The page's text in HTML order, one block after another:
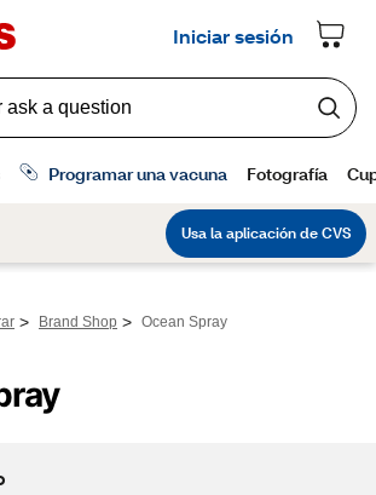
> Brand Shop > Ocean Spray